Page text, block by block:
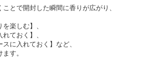
とで開封した瞬間に香りが広がり、
楽しむ】、
ておく】、
に入れておく】など、
す。